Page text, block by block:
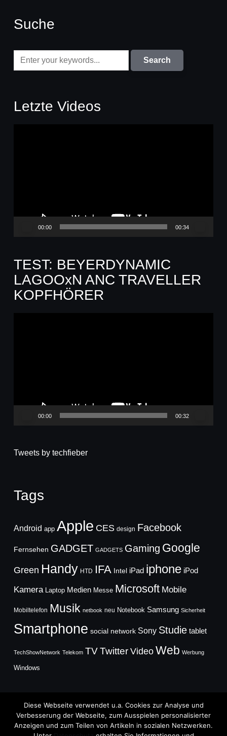
Suche
Letzte Videos
00:00 00:34
TEST: BEYERDYNAMIC
LAGOOxN ANC TRAVELLER
KOPFHÖRER
00:00 00:32
Tweets by techfieber
Tags
Android app Apple CES design Facebook
Fernsehen GADGET GADGETS Gaming Google
Green Handy HTD IFA Intel iPad iphone iPod
Kamera Laptop Medien Messe Microsoft Mobile
Mobiltelefon Musik netbook neu Notebook Samsung Sicherheit
Smartphone social network Sony Studie tablet
TechShowNetwork Telekom TVTwitter Video Web Werbung
Windows
Copyright © 2026
Diese Webseite verwendet u.a. Cookies zur Analyse und
Verbesserung der Webseite, zum Ausspielen personalisierter
Anzeigen und zum Teilen von Artikeln in sozialen Netzwerken.